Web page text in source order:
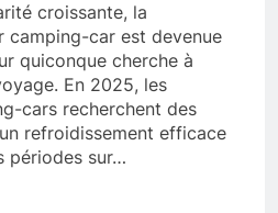
croissante, la
camping-car est devenue
quiconque cherche à
En 2025, les
cars recherchent des
refroidissement efficace
périodes sur…